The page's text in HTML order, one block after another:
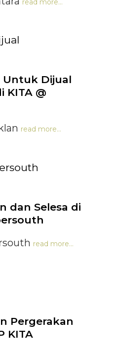
Untuk Dijual
KITA @
read more...
dan Selesa di
read more...
Pergerakan
KITA